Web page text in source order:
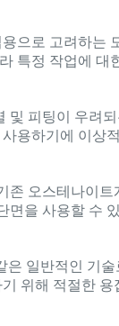
으로 고려하는
특정 작업에 대
및 피팅이 우려
용하기에 이상
존 오스테나이
면을 사용할 수
일반적인 기
위해 적절한